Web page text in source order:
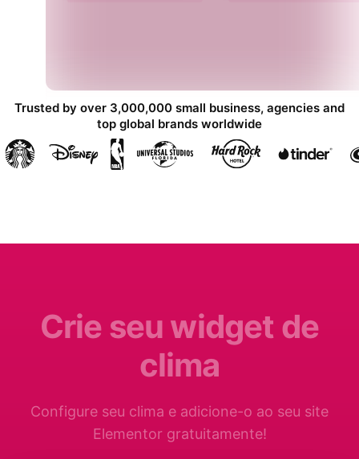
Trusted by over 3,000,000 small business, agencies and
top global brands worldwide
Crie seu widget de
clima
Configure seu clima e adicione-o ao seu site
Elementor gratuitamente!